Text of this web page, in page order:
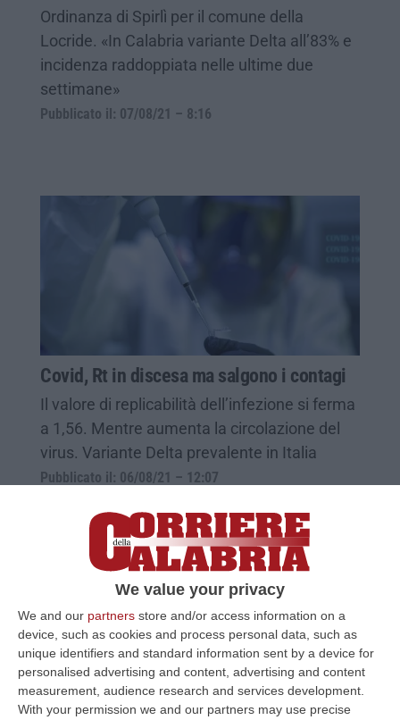
We value your privacy
We and our partners store and/or access information on a
device, such as cookies and process personal data, such as
unique identifiers and standard information sent by a device for
personalised advertising and content, advertising and content
measurement, audience research and services development.
With your permission we and our partners may use precise
Ordinanza di Spirlì per il comune della
Locride. «In Calabria variante Delta all’83% e
incidenza raddoppiata nelle ultime due
settimane»
Pubblicato il: 07/08/21 – 8:16
Covid, Rt in discesa ma salgono i contagi
Il valore di replicabilità dell’infezione si ferma
a 1,56. Mentre aumenta la circolazione del
virus. Variante Delta prevalente in Italia
Pubblicato il: 06/08/21 – 12:07